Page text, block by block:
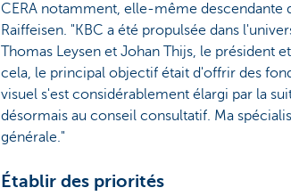
CERA notamment, elle-même descendante
Raiffeisen. "KBC a été propulsée dans
Thomas Leysen et Johan Thijs, le président
cela, le principal objectif était d'offrir des
visuel s'est considérablement élargi par la
désormais au conseil consultatif. Ma
générale."
Établir des priorités